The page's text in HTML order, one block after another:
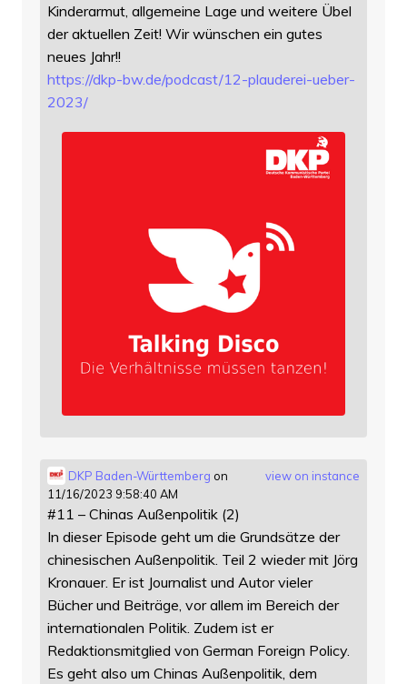
Kinderarmut, allgemeine Lage und weitere Übel
der aktuellen Zeit! Wir wünschen ein gutes
neues Jahr!!
https://dkp-bw.de/podcast/12-plauderei-ueber-
2023/
view on instance
DKP Baden-Württemberg on
11/16/2023 9:58:40 AM
#11 – Chinas Außenpolitik (2)
In dieser Episode geht um die Grundsätze der
chinesischen Außenpolitik. Teil 2 wieder mit Jörg
Kronauer. Er ist Journalist und Autor vieler
Bücher und Beiträge, vor allem im Bereich der
internationalen Politik. Zudem ist er
Redaktionsmitglied von German Foreign Policy.
Es geht also um Chinas Außenpolitik, dem